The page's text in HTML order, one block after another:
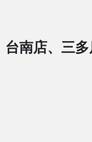
台南店、三